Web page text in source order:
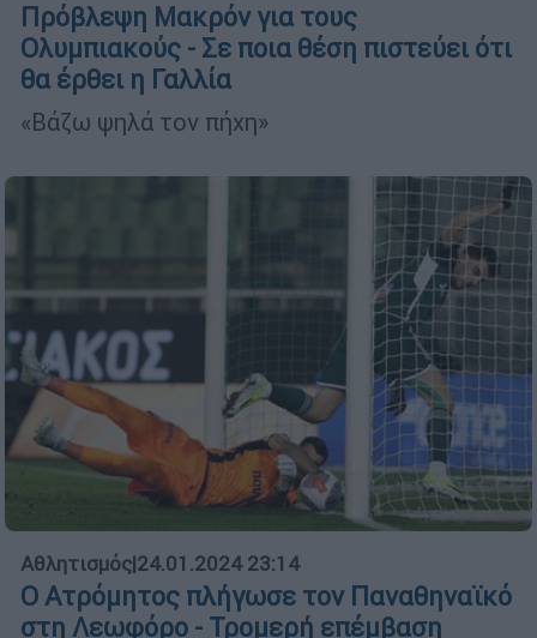
Πρόβλεψη Μακρόν για τους
Ολυμπιακούς - Σε ποια θέση πιστεύει ότι
θα έρθει η Γαλλία
«Βάζω ψηλά τον πήχη»
Αθλητισμός|24.01.2024 23:14
Ο Ατρόμητος πλήγωσε τον Παναθηναϊκό
στη Λεωφόρο - Τρομερή επέμβαση